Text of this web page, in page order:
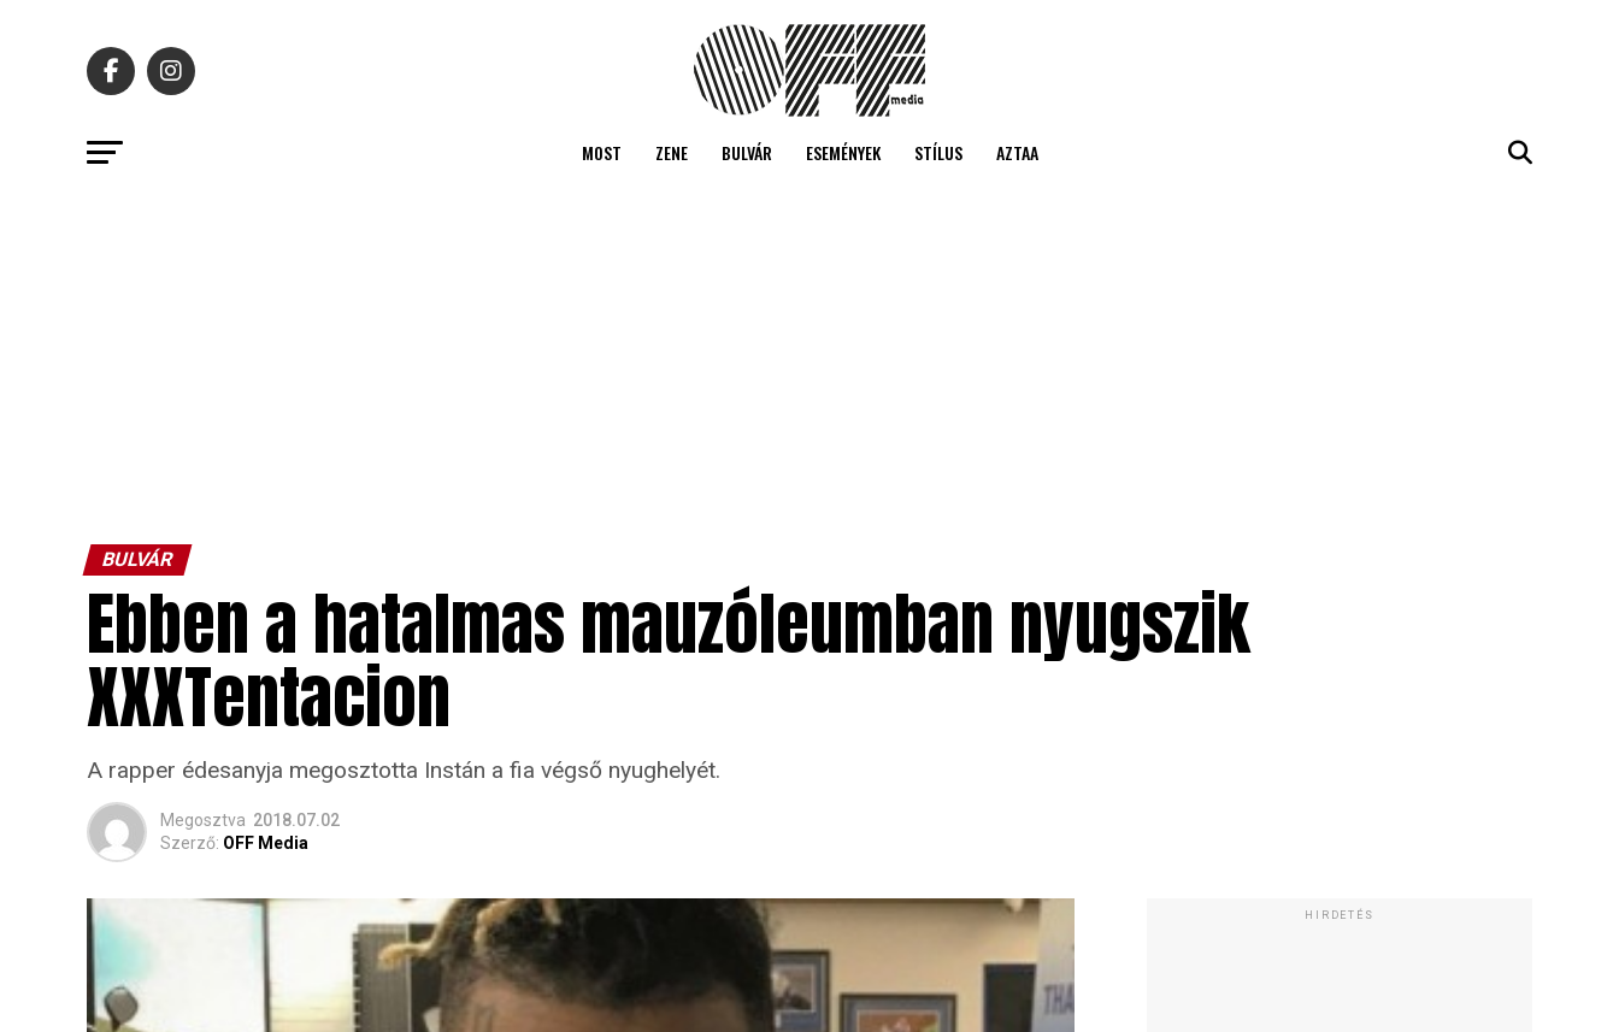
MOST ZENE BULVÁR ESEMÉNYEK STÍLUS AZTAA
BULVÁR
Ebben a hatalmas mauzóleumban nyugszik
XXXTentacion
A rapper édesanyja megosztotta Instán a fia végső nyughelyét.
Megosztva 2018.07.02
Szerző: OFF Media
HIRDETÉS